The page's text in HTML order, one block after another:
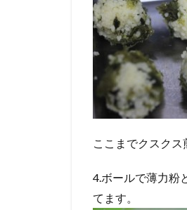
ここまでクスクス
4.ボールで薄力粉
てます。